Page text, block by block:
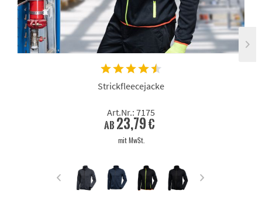
Strickfleecejacke
Art.Nr.: 7175
ab 23,79 €
mit MwSt.